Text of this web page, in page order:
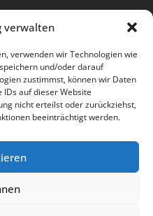
verwalten
verwenden wir Technologien wie
und/oder darauf
zustimmst, können wir Daten
auf dieser Website
nicht erteilst oder zurückziehst,
beeinträchtigt werden.
18.00 Uhr